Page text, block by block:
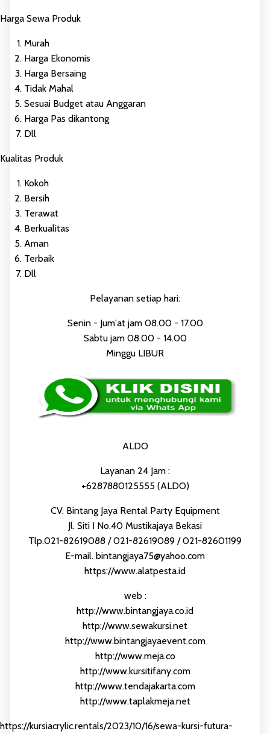
Harga Sewa Produk
Murah
Harga Ekonomis
Harga Bersaing
Tidak Mahal
Sesuai Budget atau Anggaran
Harga Pas dikantong
Dll
Kualitas Produk
Kokoh
Bersih
Terawat
Berkualitas
Aman
Terbaik
Dll
Pelayanan setiap hari:
Senin - Jum'at jam 08.00 - 17.00
Sabtu jam 08.00 - 14.00
Minggu LIBUR
ALDO
Layanan 24 Jam :
+6287880125555 (ALDO)
CV. Bintang Jaya Rental Party Equipment
Jl. Siti I No.40 Mustikajaya Bekasi
Tlp.021-82619088 / 021-82619089 / 021-82601199
E-mail. bintangjaya75@yahoo.com
https://www.alatpesta.id
web :
http://www.bintangjaya.co.id
http://www.sewakursi.net
http://www.bintangjayaevent.com
http://www.meja.co
http://www.kursitifany.com
http://www.tendajakarta.com
http://www.taplakmeja.net
https://kursiacrylic.rentals/2023/10/16/sewa-kursi-futura-